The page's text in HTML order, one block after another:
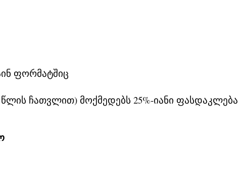
ფორმატშიც
წლის ჩათვლით) მოქმედებს 25%-იანი ფასდაკლება